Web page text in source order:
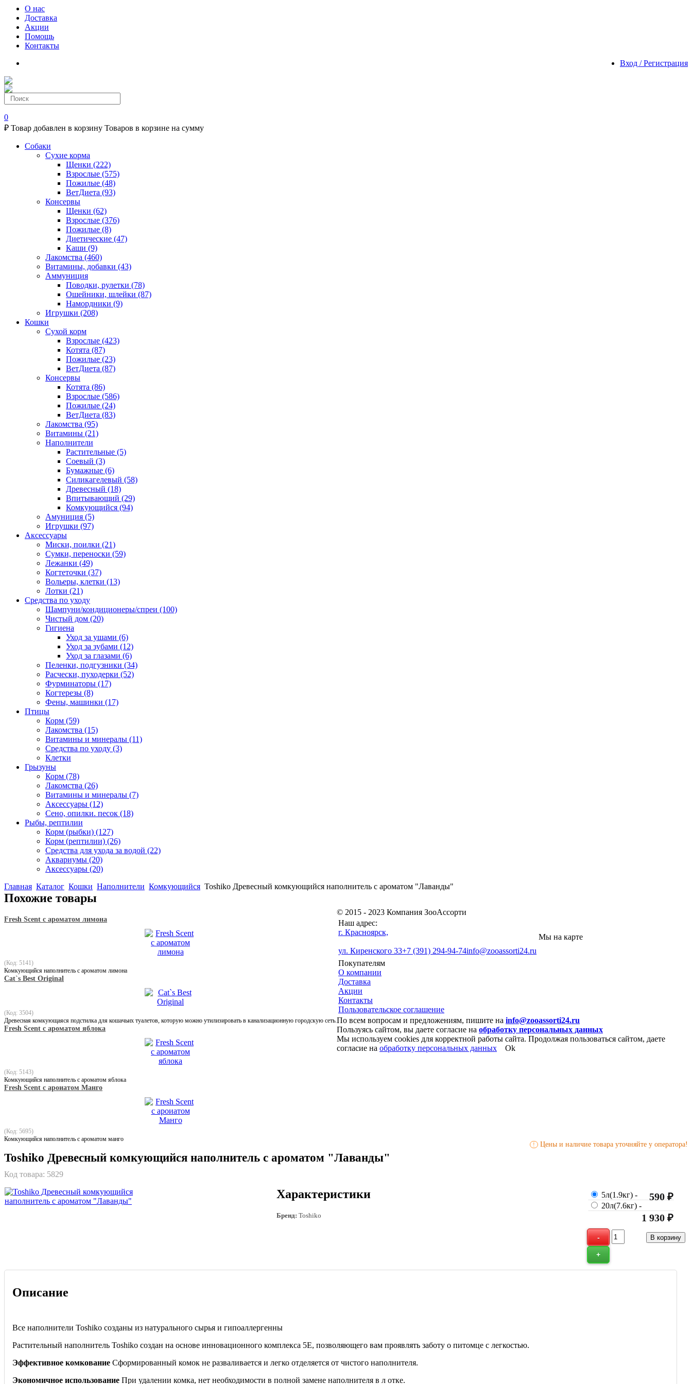
О нас
Доставка
Акции
Помощь
Контакты
Вход / Регистрация
0
₽ Товар добавлен в корзину Товаров в корзине на сумму
Собаки
Сухие корма
Щенки (222)
Взрослые (575)
Пожилые (48)
ВетДиета (93)
Консервы
Щенки (62)
Взрослые (376)
Пожилые (8)
Диетические (47)
Каши (9)
Лакомства (460)
Витамины, добавки (43)
Аммуниция
Поводки, рулетки (78)
Ошейники, шлейки (87)
Намордники (9)
Игрушки (208)
Кошки
Сухой корм
Взрослые (423)
Котята (87)
Пожилые (23)
ВетДиета (87)
Консервы
Котята (86)
Взрослые (586)
Пожилые (24)
ВетДиета (83)
Лакомства (95)
Витамины (21)
Наполнители
Растительные (5)
Соевый (3)
Бумажные (6)
Силикагелевый (58)
Древесный (18)
Впитывающий (29)
Комкующийся (94)
Амуниция (5)
Игрушки (97)
Аксессуары
Миски, поилки (21)
Сумки, переноски (59)
Лежанки (49)
Когтеточки (37)
Вольеры, клетки (13)
Лотки (21)
Средства по уходу
Шампуни/кондиционеры/спреи (100)
Чистый дом (20)
Гигиена
Уход за ушами (6)
Уход за зубами (12)
Уход за глазами (6)
Пеленки, подгузники (34)
Расчески, пуходерки (52)
Фурминаторы (17)
Когтерезы (8)
Фены, машинки (17)
Птицы
Корм (59)
Лакомства (15)
Витамины и минералы (11)
Средства по уходу (3)
Клетки
Грызуны
Корм (78)
Лакомства (26)
Витамины и минералы (7)
Аксессуары (12)
Сено, опилки. песок (18)
Рыбы, рептилии
Корм (рыбки) (127)
Корм (рептилии) (26)
Средства для ухода за водой (22)
Аквариумы (20)
Аксессуары (20)
Главная Каталог Кошки Наполнители Комкующийся Toshiko Древесный комкующийся наполнитель с ароматом "Лаванды"
Похожие товары
Fresh Scent с ароматом лимона
(Код: 5141)
Комкующийся наполнитель с ароматом лимона
Cat`s Best Original
(Код: 3504)
Древесная комкующаяся подстилка для кошачьих туалетов, которую можно утилизировать в канализационную городскую сеть.
Fresh Scent с ароматом яблока
(Код: 5143)
Комкующийся наполнитель с ароматом яблока
Fresh Scent с ароиатом Манго
(Код: 5695)
Комкующийся наполнитель с ароматом манго
! Цены и наличие товара уточняйте у оператора!
Toshiko Древесный комкующийся наполнитель с ароматом "Лаванды"
Код товара: 5829
Характеристики
Бренд: Toshiko
5л(1.9кг) - 590 ₽
20л(7.6кг) -
1 930 ₽
Описание
Все наполнители Toshiko созданы из натурального сырья и гипоаллергенны
Растительный наполнитель Toshiko создан на основе инновационного комплекса 5E, позволяющего вам проявлять заботу о питомце с легкостью.
Эффективное комкование Сформированный комок не разваливается и легко отделяется от чистого наполнителя.
Экономичное использование При удалении комка, нет необходимости в полной замене наполнителя в л отке.
© 2015 - 2023 Компания ЗооАссорти
Наш адрес:
г. Красноярск,
ул. Киренского 33+7 (391) 294-94-74info@zooassorti24.ru
Мы на карте
Покупателям
О компании
Доставка
Акции
Контакты
Пользовательское соглашение
По всем вопросам и предложениям, пишите на info@zooassorti24.ru
Пользуясь сайтом, вы даете согласие на обработку персональных данных
Мы используем cookies для корректной работы сайта. Продолжая пользоваться сайтом, даете
согласие на обработку персональных данных Ok